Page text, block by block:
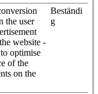
the user
website -
optimise
of the
on the
Beständi
g